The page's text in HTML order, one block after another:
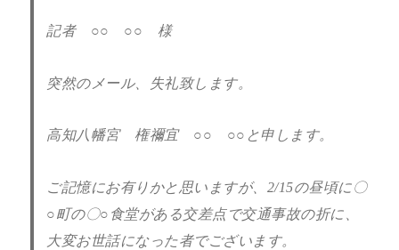
記者 ○○ ○○ 様
突然のメール、失礼致します。
高知八幡宮 権禰宜 ○○ ○○と申します。
ご記憶にお有りかと思いますが、2/15の昼頃に〇
○町の〇○食堂がある交差点で交通事故の折に、
大変お世話になった者でございます。